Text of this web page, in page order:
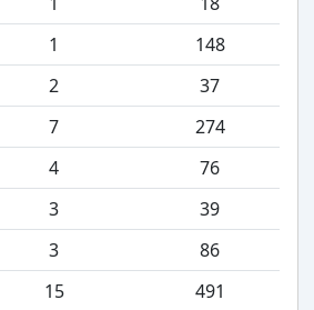
1
148
2
37
7
274
4
76
3
39
3
86
15
491